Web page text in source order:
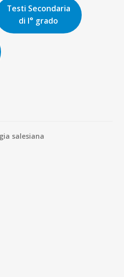
Testi Secondaria
di I° grado
salesiana